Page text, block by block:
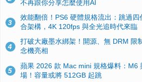
不再跟你分享怎麼使用AI
3
效能翻倍！PS6 硬體規格流出：跳過
合架構，4K 120fps 與全光追時代來臨
4
打破大廠墨水綁架！開源、無 DRM 限
念機亮相
5
蘋果 2026 款 Mac mini 規格爆料：M6
場！容量或將 512GB 起跳